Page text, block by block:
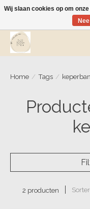
Wij zijn op vakantie! Vanaf
Home / Tags /
2 producten
Wij slaan cookies op om
Nee